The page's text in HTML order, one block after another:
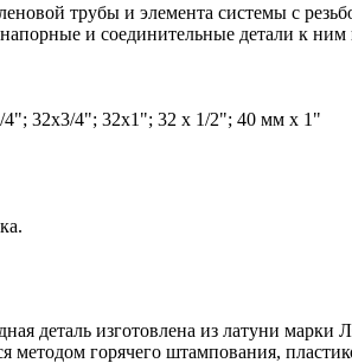
трубы и элемента системы с
и соединительные детали к
4"; 32х3/4"; 32х1"; 32 x 1/2"; 40 мм х 1"
деталь изготовлена из латуни
методом горячего штампования,